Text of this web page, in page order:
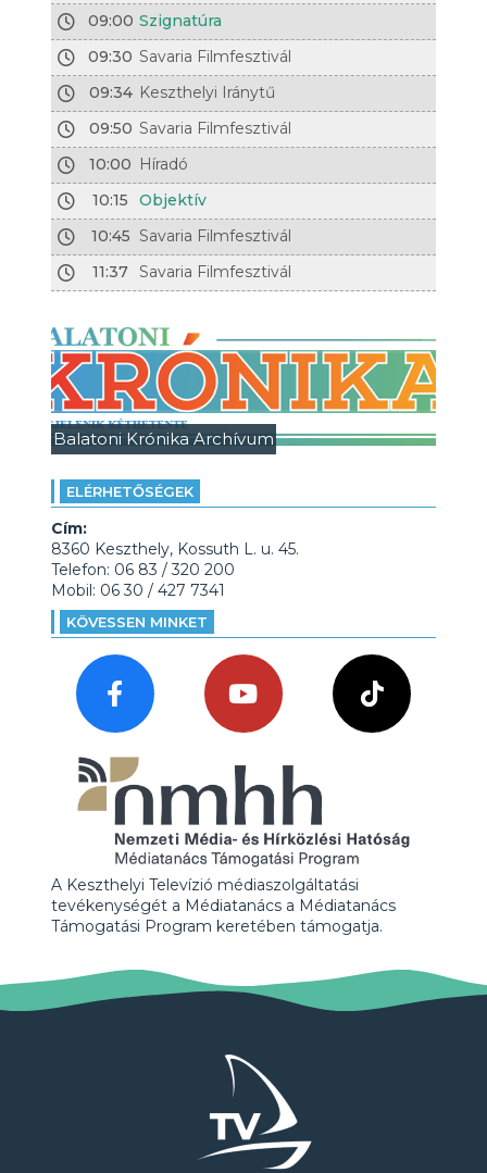
09:00 Szignatúra
09:30 Savaria Filmfesztivál
09:34 Keszthelyi Iránytű
09:50 Savaria Filmfesztivál
10:00 Híradó
10:15
Objektív
10:45 Savaria Filmfesztivál
11:37 Savaria Filmfesztivál
Balatoni Krónika Archívum
ELÉRHETŐSÉGEK
Cím:
8360 Keszthely, Kossuth L. u. 45.
Telefon: 06 83 / 320 200
Mobil: 06 30 / 427 7341
KÖVESSEN MINKET
A Keszthelyi Televízió médiaszolgáltatási
tevékenységét a Médiatanács a Médiatanács
Támogatási Program keretében támogatja.